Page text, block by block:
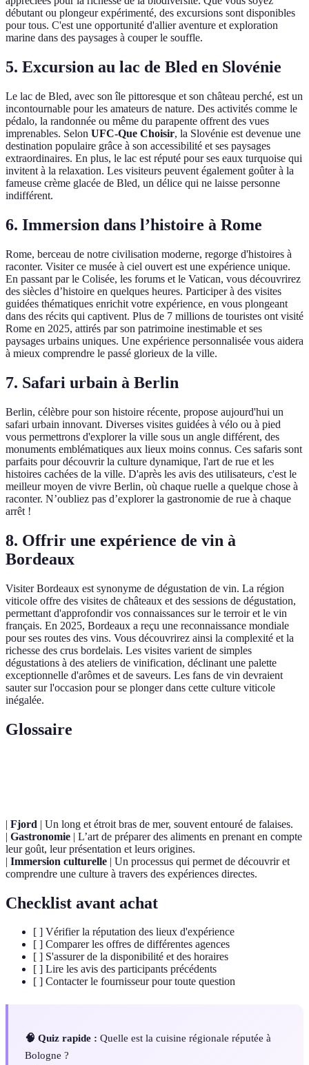
débutant ou plongeur expérimenté, des excursions sont disponibles
pour tous. C'est une opportunité d'allier aventure et exploration
marine dans des paysages à couper le souffle.
5. Excursion au lac de Bled en Slovénie
Le lac de Bled, avec son île pittoresque et son château perché, est un
incontournable pour les amateurs de nature. Des activités comme le
pédalo, la randonnée ou même du parapente offrent des vues
imprenables. Selon UFC-Que Choisir, la Slovénie est devenue une
destination populaire grâce à son accessibilité et ses paysages
extraordinaires. En plus, le lac est réputé pour ses eaux turquoise qui
invitent à la relaxation. Les visiteurs peuvent également goûter à la
fameuse crème glacée de Bled, un délice qui ne laisse personne
indifférent.
6. Immersion dans l’histoire à Rome
Rome, berceau de notre civilisation moderne, regorge d'histoires à
raconter. Visiter ce musée à ciel ouvert est une expérience unique.
En passant par le Colisée, les forums et le Vatican, vous découvrirez
des siècles d’histoire en quelques heures. Participer à des visites
guidées thématiques enrichit votre expérience, en vous plongeant
dans des récits qui captivent. Plus de 7 millions de touristes ont visité
Rome en 2025, attirés par son patrimoine inestimable et ses
paysages urbains uniques. Une expérience personnalisée vous aidera
à mieux comprendre le passé glorieux de la ville.
7. Safari urbain à Berlin
Berlin, célèbre pour son histoire récente, propose aujourd'hui un
safari urbain innovant. Diverses visites guidées à vélo ou à pied
vous permettrons d'explorer la ville sous un angle différent, des
monuments emblématiques aux lieux moins connus. Ces safaris sont
parfaits pour découvrir la culture dynamique, l'art de rue et les
histoires cachées de la ville. D'après les avis des utilisateurs, c'est le
meilleur moyen de vivre Berlin, où chaque ruelle a quelque chose à
raconter. N’oubliez pas d’explorer la gastronomie de rue à chaque
arrêt !
8. Offrir une expérience de vin à
Bordeaux
Visiter Bordeaux est synonyme de dégustation de vin. La région
viticole offre des visites de châteaux et des sessions de dégustation,
permettant d'approfondir vos connaissances sur le terroir et le vin
français. En 2025, Bordeaux a reçu une reconnaissance mondiale
pour ses routes des vins. Vous découvrirez ainsi la complexité et la
richesse des crus bordelais. Les visites varient de simples
dégustations à des ateliers de vinification, déclinant une palette
exceptionnelle d'arômes et de saveurs. Les fans de vin devraient
sauter sur l'occasion pour se plonger dans cette culture viticole
inégalée.
Glossaire
| Fjord | Un long et étroit bras de mer, souvent entouré de falaises.
| Gastronomie | L’art de préparer des aliments en prenant en compte
leur goût, leur présentation et leurs origines.
| Immersion culturelle | Un processus qui permet de découvrir et
comprendre une culture à travers des expériences directes.
Checklist avant achat
[ ] Vérifier la réputation des lieux d'expérience
[ ] Comparer les offres de différentes agences
[ ] S'assurer de la disponibilité et des horaires
[ ] Lire les avis des participants précédents
[ ] Contacter le fournisseur pour toute question
🧠 Quiz rapide : Quelle est la cuisine régionale réputée à
Bologne ?